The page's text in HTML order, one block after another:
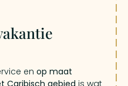
en op maat
Caribisch gebied is wat